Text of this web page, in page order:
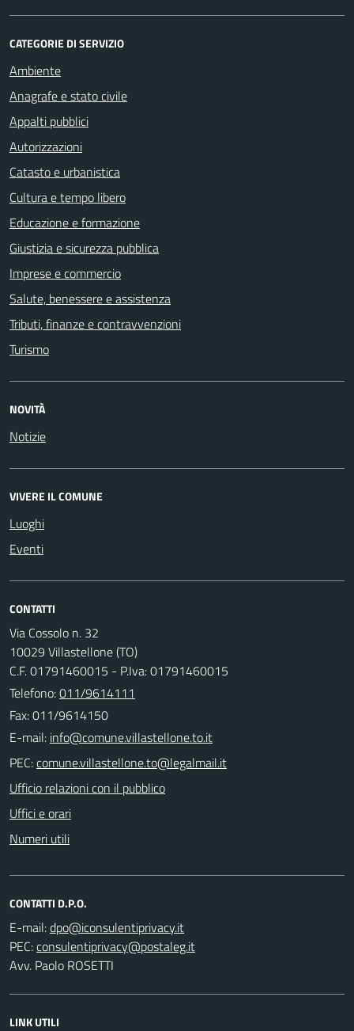
CATEGORIE DI SERVIZIO
Ambiente
Anagrafe e stato civile
Appalti pubblici
Autorizzazioni
Catasto e urbanistica
Cultura e tempo libero
Educazione e formazione
Giustizia e sicurezza pubblica
Imprese e commercio
Salute, benessere e assistenza
Tributi, finanze e contravvenzioni
Turismo
NOVITÀ
Notizie
VIVERE IL COMUNE
Luoghi
Eventi
CONTATTI
Via Cossolo n. 32
10029 Villastellone (TO)
C.F. 01791460015 - P.Iva: 01791460015
Telefono:011/9614111
Fax: 011/9614150
E-mail:
PEC:
Ufficio relazioni con il pubblico
Uffici e orari
Numeri utili
CONTATTI D.P.O.
E-mail:
PEC:
Avv. Paolo ROSETTI
LINK UTILI